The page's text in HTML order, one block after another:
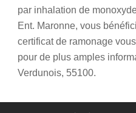
par inhalation de
Ent. Maronne, vous
certificat de ramonage
pour de plus amples
Verdunois, 55100.